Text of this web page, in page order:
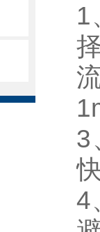
1
3
4